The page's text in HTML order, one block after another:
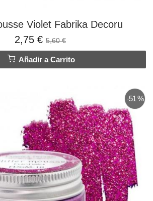
Violet Fabrika Decoru
2,75 € 5,60 €
Añadir a Carrito
-51 %